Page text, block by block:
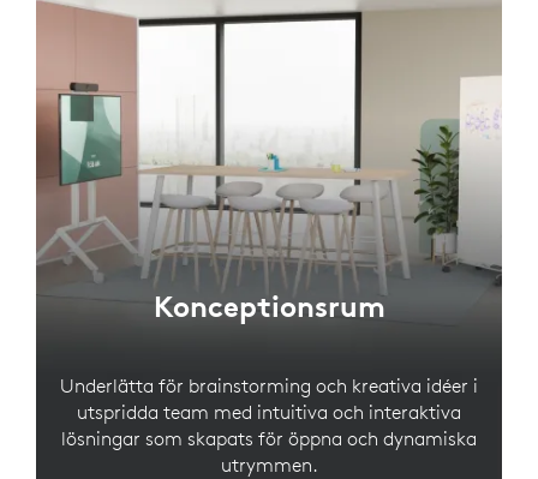
Konceptionsrum
Underlätta för brainstorming och kreativa idéer i
utspridda team med intuitiva och interaktiva
lösningar som skapats för öppna och dynamiska
utrymmen.